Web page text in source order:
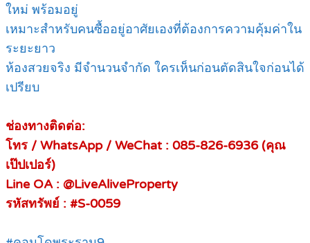
ใหม่ พร้อมอยู่
เหมาะสำหรับคนซื้ออยู่อาศัยเองที่ต้องการความคุ้มค่าใน
ระยะยาว
ห้องสวยจริง มีจำนวนจำกัด ใครเห็นก่อนตัดสินใจก่อนได้
เปรียบ
ช่องทางติดต่อ:
โทร / WhatsApp / WeChat : 085-826-6936 (คุณ
เป๊ปเปอร์)
Line OA : @LiveAliveProperty
รหัสทรัพย์ : #S-0059